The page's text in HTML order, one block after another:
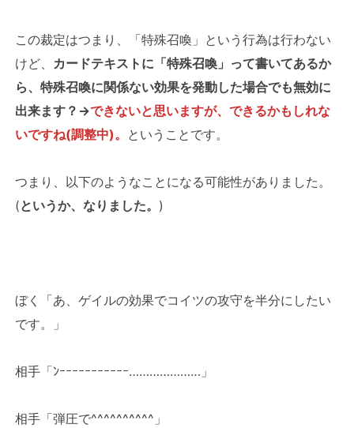
この裁定はつまり、「特殊召喚」という行為は行わない
けど、 カードテキストに「特殊召喚」って書いてあるか
ら、特殊召喚に関係ない効果を発動した場合でも無効に
出来ます？→できないと思いますが、できるかもしれな
いですね(調整中)。 ということです。
つまり、以下のようなことになる可能性がありました。
(というか、なりました。 )
ぼく「あ、ゲイルの効果でコイツの攻守を半分にしたい
です。」
相手「ﾝｰｰｰｰｰｰｰｰｰｰｰ…………………」
相手「弾圧で^^^^^^^^^^」